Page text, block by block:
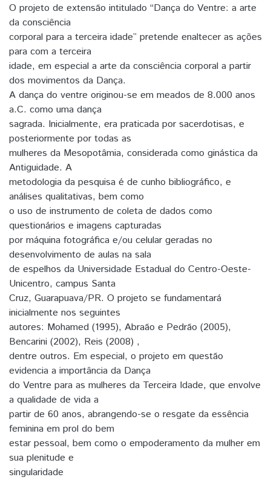
O projeto de extensão intitulado “Dança do Ventre: a arte
da consciência
corporal para a terceira idade” pretende enaltecer as ações
para com a terceira
idade, em especial a arte da consciência corporal a partir
dos movimentos da Dança.
A dança do ventre originou-se em meados de 8.000 anos
a.C. como uma dança
sagrada. Inicialmente, era praticada por sacerdotisas, e
posteriormente por todas as
mulheres da Mesopotâmia, considerada como ginástica da
Antiguidade. A
metodologia da pesquisa é de cunho bibliográfico, e
análises qualitativas, bem como
o uso de instrumento de coleta de dados como
questionários e imagens capturadas
por máquina fotográfica e/ou celular geradas no
desenvolvimento de aulas na sala
de espelhos da Universidade Estadual do Centro-Oeste-
Unicentro, campus Santa
Cruz, Guarapuava/PR. O projeto se fundamentará
inicialmente nos seguintes
autores: Mohamed (1995), Abraão e Pedrão (2005),
Bencarini (2002), Reis (2008) ,
dentre outros. Em especial, o projeto em questão
evidencia a importância da Dança
do Ventre para as mulheres da Terceira Idade, que envolve
a qualidade de vida a
partir de 60 anos, abrangendo-se o resgate da essência
feminina em prol do bem
estar pessoal, bem como o empoderamento da mulher em
sua plenitude e
singularidade